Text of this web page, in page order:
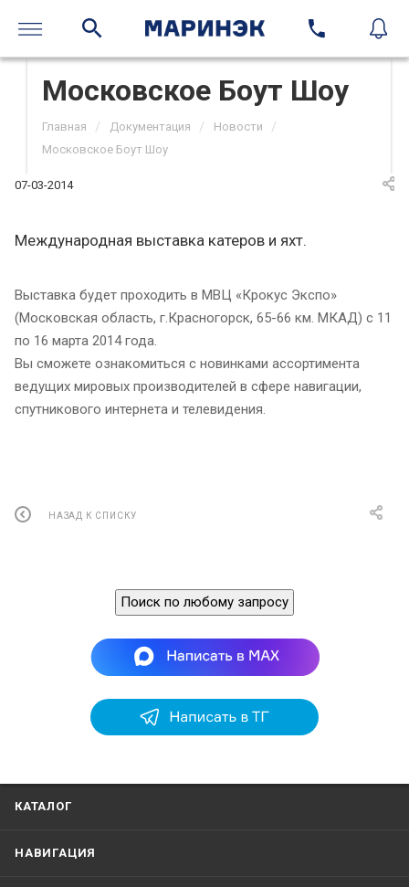
Московское Боут Шоу
Главная / Документация / Новости /
Московское Боут Шоу
07-03-2014
Международная выставка катеров и яхт.
Выставка будет проходить в MВЦ «Крокус Экспо»
(Московская область, г.Красногорск, 65-66 км. МКАД) с 11
по 16 марта 2014 года.
Вы сможете ознакомиться с новинками ассортимента
ведущих мировых производителей в сфере навигации,
спутникового интернета и телевидения.
НАЗАД К СПИСКУ
Поиск по любому запросу
КАТАЛОГ
НАВИГАЦИЯ